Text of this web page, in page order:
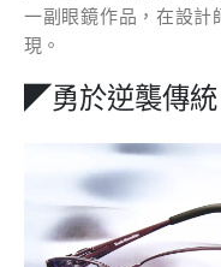
一副眼鏡作品，在設計
現。
◤勇於逆襲傳